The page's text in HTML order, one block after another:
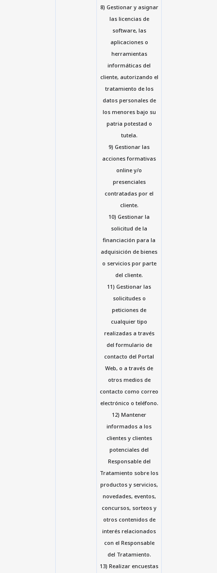
8) Gestionar y asignar
las licencias de
software, las
aplicaciones o
herramientas
informáticas del
cliente, autorizando el
tratamiento de los
datos personales de
los menores bajo su
patria potestad o
tutela.
9) Gestionar las
acciones formativas
online y/o
presenciales
contratadas por el
cliente.
10) Gestionar la
solicitud de la
financiación para la
adquisición de bienes
o servicios por parte
del cliente.
11) Gestionar las
solicitudes o
peticiones de
cualquier tipo
realizadas a través
del formulario de
contacto del Portal
Web, o a través de
otros medios de
contacto como correo
electrónico o teléfono.
12) Mantener
informados a los
clientes y clientes
potenciales del
Responsable del
Tratamiento sobre los
productos y servicios,
novedades, eventos,
concursos, sorteos y
otros contenidos de
interés relacionados
con el Responsable
del Tratamiento.
13) Realizar encuestas